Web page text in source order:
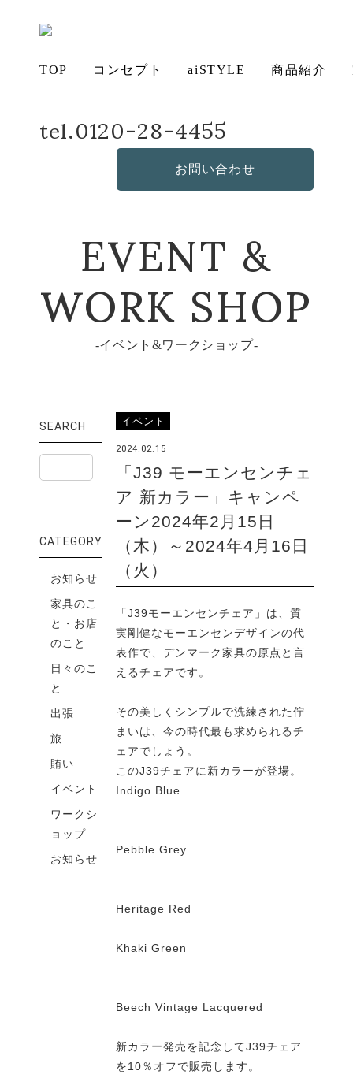
TOP コンセプト
いて
保証につ
aiSTYLE 商品紹介
ソフ
ベッ
デス
造
ファ
tel.0120-28-4455
お問い合わせ
「J39 モーエンセンチェア 新カラー」キャンペーン
EVENT &
WORK SHOP
イベント&ワークショップ
イベント
2024.02.15
「J39 モーエンセンチェ
ア 新カラー」キャンペ
ーン2024年2月15日
（木）～2024年4月16日
（火）
「J39モーエンセンチェア」は、質
実剛健なモーエンセンデザインの代
表作で、デンマーク家具の原点と言
えるチェアです。
その美しくシンプルで洗練された佇
まいは、今の時代最も求められるチ
ェアでしょう。
このJ39チェアに新カラーが登場。
Indigo Blue
Pebble Grey
Heritage Red
Khaki Green
Beech Vintage Lacquered
新カラー発売を記念してJ39チェア
を10％オフで販売します。
SEARCH
CATEGORY
お知らせ
家具のこ
と・お店
のこと
日々のこ
と
出張
旅
賄い
イベント
ワークシ
ョップ
お知らせ